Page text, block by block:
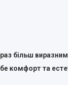
більш
комфорт та